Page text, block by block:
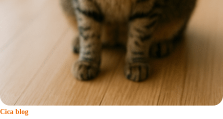
Cica blog